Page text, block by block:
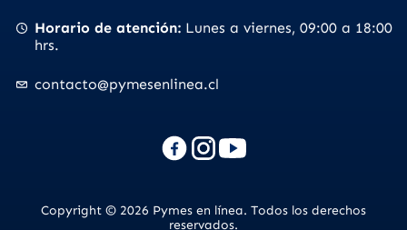
Horario de atención Lunes a viernes 09:00 a 18:00
hrs.
contacto@pymesenlinea.cl
Copyright © 2026 Pymes en línea. Todos los derechos
reservados.